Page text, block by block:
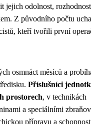
jejich odolnost,
Z původního počtu
kteří tvořili první
osmnáct měsíců a
Příslušníci
prostorech, v technikách
a speciálními
přípravu a